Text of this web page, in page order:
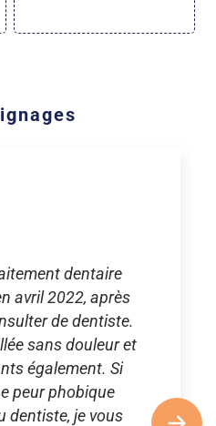
dentaire
avril 2022, après
de dentiste.
sans douleur et
également. Si
peur phobique
dentiste, je vous